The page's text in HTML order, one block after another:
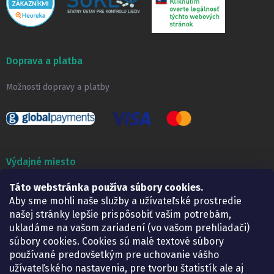
Táto webstránka používa súbory cookies.
Aby sme mohli naše služby a užívateľské prostredie
našej stránky lepšie prispôsobiť vašim potrebám,
ukladáme na vašom zariadení (vo vašom prehliadači)
súbory cookies. Cookies sú malé textové súbory
používané predovšetkým pre uchovanie vášho
užívateľského nastavenia, pre tvorbu štatistík ale aj
Doprava a platba
Možnosti dopravy a platby
Výdajné miesto
Lekáreň ADONAI
Košice – Smetanova 2
Pondelok:
07.30 – 15.30 h.
Utorok:
07.30 – 16.00 h.
Streda:
07.30 – 16.00 h.
Štvrtok:
07.30 – 15.30 h.
Piatok:
07.30 – 15.30 h.